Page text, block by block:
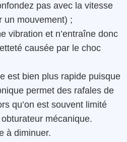
pas avec la vitesse
un mouvement) ;
vibration et n’entraîne donc
causée par le choc
est bien plus rapide puisque
permet des rafales de
qu’on est souvent limité
mécanique.
à diminuer.